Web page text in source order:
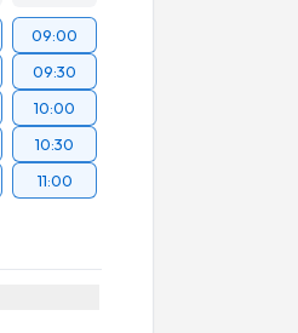
09:00
09:30
10:00
10:30
11:00